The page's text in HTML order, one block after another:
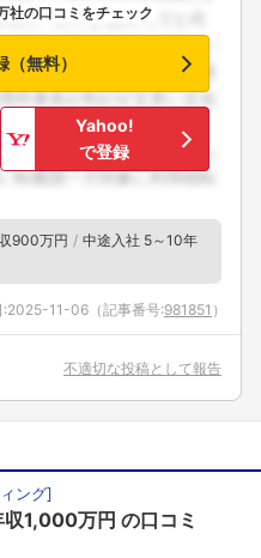
社の口コミをチェック
（無料）
Yahoo!
で登録
900万円
中途入社 5～10年
:2025-11-06 （記事番号:981851 ）
不適切な投稿として報告
ング]
収1,000万円 の口コミ